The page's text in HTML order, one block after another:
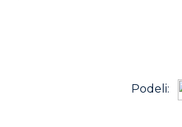
Podeli: